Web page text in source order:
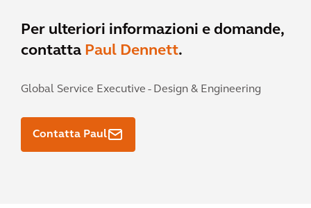
Per ulteriori informazioni e domande,
contatta Paul Dennett.
Global Service Executive - Design & Engineering
Contatta Paul